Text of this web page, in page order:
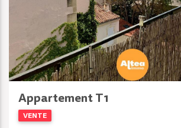
Appartement T1
VENTE